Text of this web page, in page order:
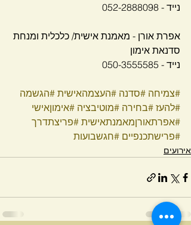
נייד - 052-2888098
אפרת אורן - מאמנת אישית/ כלכלית ומנחת
סדנאת אימון
נייד - 050-3555585
#צמיחה #סדנה #העצמהאישית #הגשמה
#להעז #בחירה #מוטיבציה #אימוןאישי
#אפרתאורןמאמנתאישית #פריצתדרך
#פרישתכנפיים #חגשבועות
אירועים